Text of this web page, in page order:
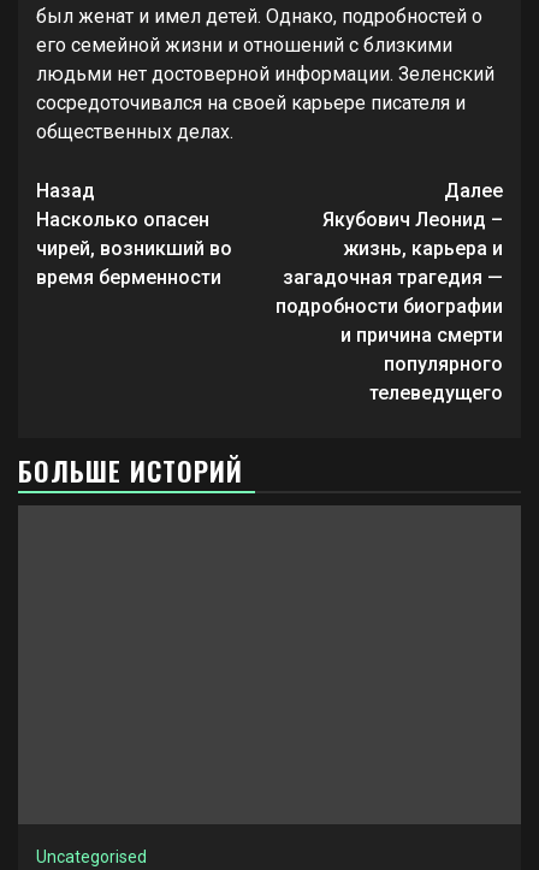
был женат и имел детей. Однако, подробностей о
его семейной жизни и отношений с близкими
людьми нет достоверной информации. Зеленский
сосредоточивался на своей карьере писателя и
общественных делах.
Продолжить
чтение
Назад
Насколько опасен
чирей, возникший во
время берменности
Далее
Якубович Леонид –
жизнь, карьера и
загадочная трагедия —
подробности биографии
и причина смерти
популярного
телеведущего
БОЛЬШЕ ИСТОРИЙ
Uncategorised